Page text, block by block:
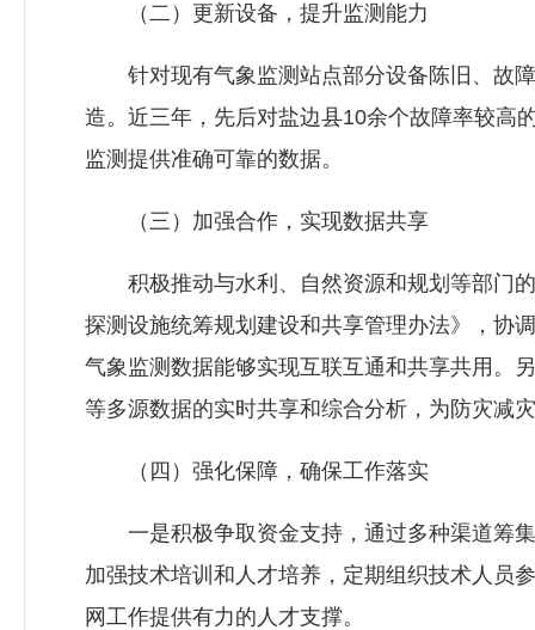
（二）更新设备，提升监测能力
针对现有气象监测站点部分设备陈旧、故障
造。近三年，先后对盐边县10余个故障率较高
监测提供准确可靠的数据。
（三）加强合作，实现数据共享
积极推动与水利、自然资源和规划等部门的
探测设施统筹规划建设和共享管理办法》，协
气象监测数据能够实现互联互通和共享共用。
等多源数据的实时共享和综合分析，为防灾减
（四）强化保障，确保工作落实
一是积极争取资金支持，通过多种渠道筹集
加强技术培训和人才培养，定期组织技术人员
网工作提供有力的人才支撑。